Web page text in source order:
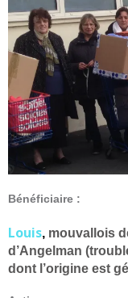
Bénéficiaire :
Louis, mouvallois
d’Angelman (
dont l’origine est